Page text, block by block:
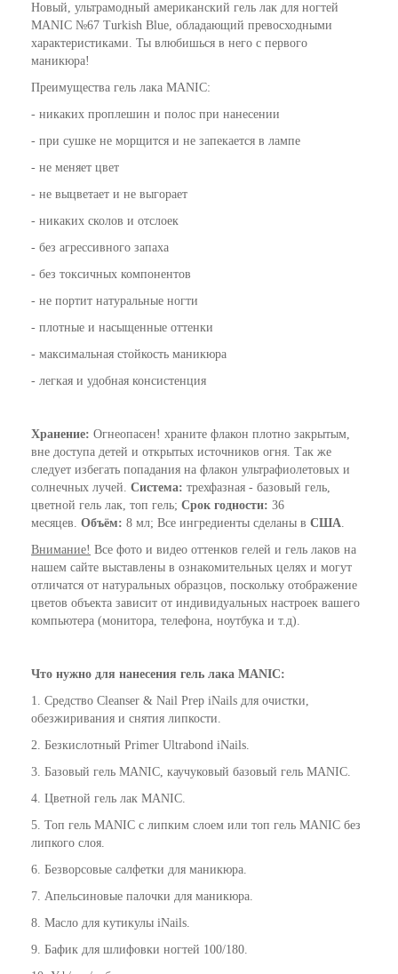
Новый, ультрамодный американский гель лак для ногтей
MANIC №67 Turkish Blue, обладающий превосходными
характеристиками. Ты влюбишься в него с первого
маникюра!
Преимущества гель лака MANIC:
- никаких проплешин и полос при нанесении
- при сушке не морщится и не запекается в лампе
- не меняет цвет
- не выцветает и не выгорает
- никаких сколов и отслоек
- без агрессивного запаха
- без токсичных компонентов
- не портит натуральные ногти
- плотные и насыщенные оттенки
- максимальная стойкость маникюра
- легкая и удобная консистенция
Хранение: Огнеопасен! храните флакон плотно закрытым,
вне доступа детей и открытых источников огня. Так же
следует избегать попадания на флакон ультрафиолетовых и
солнечных лучей. Система: трехфазная - базовый гель,
цветной гель лак, топ гель; Срок годности: 36
месяцев. Объём: 8 мл; Все ингредиенты сделаны в США.
Внимание! Все фото и видео оттенков гелей и гель лаков на
нашем сайте выставлены в ознакомительных целях и могут
отличатся от натуральных образцов, поскольку отображение
цветов объекта зависит от индивидуальных настроек вашего
компьютера (монитора, телефона, ноутбука и т.д).
Что нужно для нанесения гель лака MANIC:
1. Средство Cleanser & Nail Prep iNails для очистки,
обезжиривания и снятия липкости.
2. Безкислотный Primer Ultrabond iNails.
3. Базовый гель MANIC, каучуковый базовый гель MANIC.
4. Цветной гель лак MANIC.
5. Топ гель MANIC с липким слоем или топ гель MANIC без
липкого слоя.
6. Безворсовые салфетки для маникюра.
7. Апельсиновые палочки для маникюра.
8. Масло для кутикулы iNails.
9. Бафик для шлифовки ногтей 100/180.